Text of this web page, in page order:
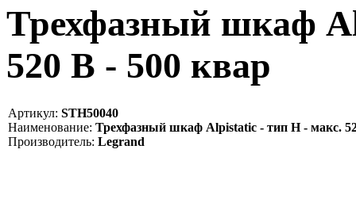
Трехфазный шкаф
520 В - 500 квар
Артикул: STH50040
Наименование: Трехфазный шкаф Alpistatic - тип Н - макс.
Производитель: Legrand